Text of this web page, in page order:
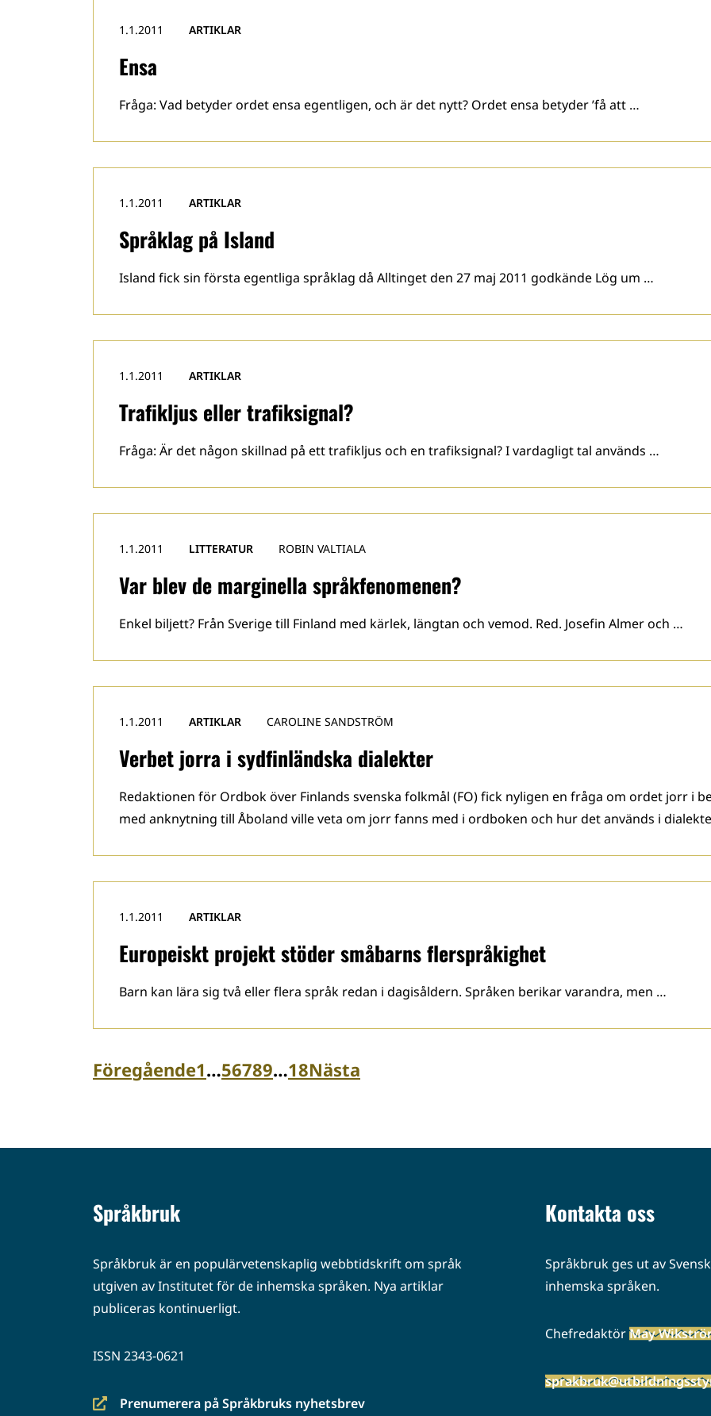
Ensa
1.1.2011 ARTIKLAR
Fråga: Vad betyder ordet ensa egentligen, och är det nytt? Ordet ensa betyder ’få att …
Språklag på Island
1.1.2011 ARTIKLAR
Island fick sin första egentliga språklag då Alltinget den 27 maj 2011 godkände Lög um …
Trafikljus eller trafiksignal?
1.1.2011 ARTIKLAR
Fråga: Är det någon skillnad på ett trafikljus och en trafiksignal? I vardagligt tal används …
Var blev de marginella språkfenomenen?
1.1.2011 LITTERATUR ROBIN VALTIALA
Enkel biljett? Från Sverige till Finland med kärlek, längtan och vemod. Red. Josefin Almer och …
Verbet jorra i sydfinländska dialekter
1.1.2011 ARTIKLAR CAROLINE SANDSTRÖM
Redaktionen för Ordbok över Finlands svenska folkmål (FO) fick nyligen en fråga om ordet jorr i
med anknytning till Åboland ville veta om jorr fanns med i ordboken och hur det används i
Europeiskt projekt stöder småbarns flerspråkighet
1.1.2011 ARTIKLAR
Barn kan lära sig två eller flera språk redan i dagisåldern. Språken berikar varandra, men …
Föregående1…56789…18Nästa
Språkbruk
Språkbruk är en populärvetenskaplig webbtidskrift om språk
utgiven av Institutet för de inhemska språken. Nya artiklar
publiceras kontinuerligt.
ISSN 2343-0621
Prenumerera på Språkbruks nyhetsbrev
Kontakta oss
Språkbruk ges ut av
inhemska språken.
ChefredaktörMay